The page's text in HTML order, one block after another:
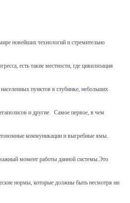
новейших технологий и стремительно
есть такие местности, где цивилизация
пунктов в глубинке, небольших
и другие. Самое первое, в чем
коммуникации и выгребные ямы.
момент работы данной системы.Это
нормы, которые должны быть несмотря ни